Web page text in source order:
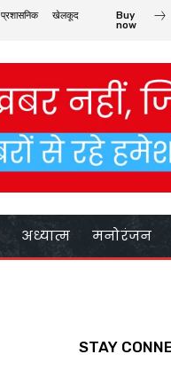
प्रशासनिक
खेलकूद
Buy
now
अध्यात्म मनोरंजन
STAY